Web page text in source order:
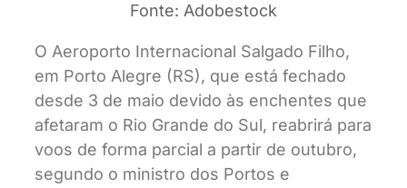
Fonte: Adobestock
O Aeroporto Internacional Salgado Filho,
em Porto Alegre (RS), que está fechado
desde 3 de maio devido às enchentes que
afetaram o Rio Grande do Sul, reabrirá para
voos de forma parcial a partir de outubro,
segundo o ministro dos Portos e